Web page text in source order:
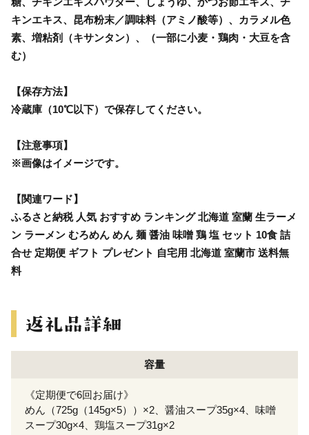
キンエキス、昆布粉末／調味料（アミノ酸等）、カラメル色
素、増粘剤（キサンタン）、（一部に小麦・鶏肉・大豆を含
む）
【保存方法】
冷蔵庫（10℃以下）で保存してください。
【注意事項】
※画像はイメージです。
【関連ワード】
ふるさと納税 人気 おすすめ ランキング 北海道 室蘭 生ラーメ
ン ラーメン むろめん めん 麺 醤油 味噌 鶏 塩 セット 10食 詰
合せ 定期便 ギフト プレゼント 自宅用 北海道 室蘭市 送料無
料
容量
《定期便で6回お届け》
めん（725g（145g×5））×2、醤油スープ35g×4、味噌
スープ30g×4、鶏塩スープ31g×2